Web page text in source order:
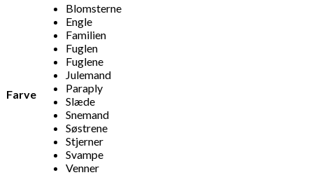
Farve
Blomsterne
Engle
Familien
Fuglen
Fuglene
Julemand
Paraply
Slæde
Snemand
Søstrene
Stjerner
Svampe
Venner